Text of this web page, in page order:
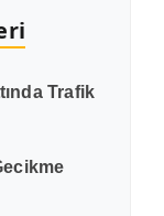
Trafik